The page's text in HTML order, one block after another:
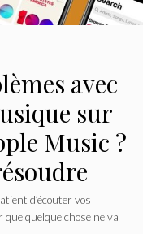
avec
sur
Music ?
d’écouter vos
quelque chose ne va